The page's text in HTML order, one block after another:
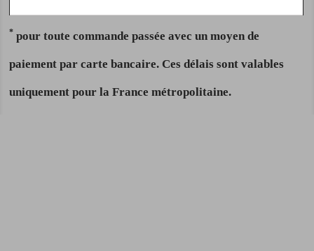
* pour toute commande passée avec un moyen de
paiement par carte bancaire. Ces délais sont valables
uniquement pour la France métropolitaine.